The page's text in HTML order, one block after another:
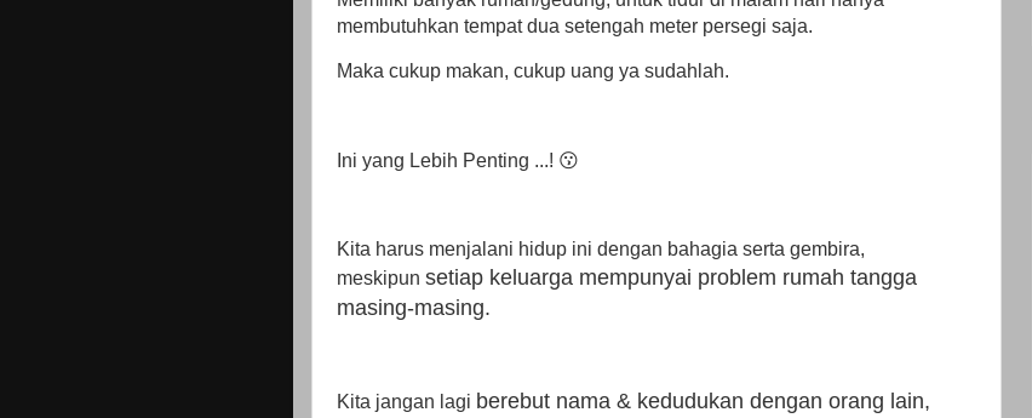
membutuhkan tempat dua setengah meter persegi saja.
Maka cukup makan, cukup uang ya sudahlah.
Ini yang Lebih Penting ...! 😗
Kita harus menjalani hidup ini dengan bahagia serta gembira,
meskipun setiap keluarga mempunyai problem rumah tangga
masing-masing.
Kita jangan lagi berebut nama & kedudukan dengan orang lain,